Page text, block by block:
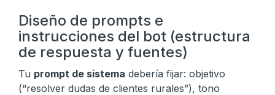
Diseño de prompts e
instrucciones del bot (estructura
de respuesta y fuentes)
Tu prompt de sistema debería fijar: objetivo
(“resolver dudas de clientes rurales”), tono